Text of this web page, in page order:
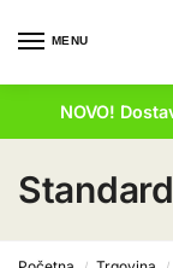
MENU
NOVO!